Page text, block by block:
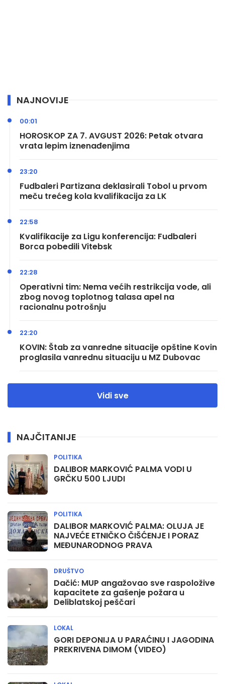
NAJNOVIJE
HOROSKOP ZA 7. AVGUST 2026: Petak otvara
vrata lepim iznenađenjima
00:01
Fudbaleri Partizana deklasirali Tobol u prvom
meču trećeg kola kvalifikacija za LK
23:20
Kvalifikacije za Ligu konferencija: Fudbaleri
Borca pobedili Vitebsk
22:58
Operativni tim: Nema većih restrikcija vode, ali
zbog novog toplotnog talasa apel na
racionalnu potrošnju
22:28
KOVIN: Štab za vanredne situacije opštine Kovin
proglasila vanrednu situaciju u MZ Dubovac
22:20
Vidi sve
NAJČITANIJE
DALIBOR MARKOVIĆ PALMA VODI U
GRČKU 500 LJUDI
POLITIKA
DALIBOR MARKOVIĆ PALMA: OLUJA JE
NAJVEĆE ETNIČKO ČIŠĆENJE I PORAZ
MEĐUNARODNOG PRAVA
POLITIKA
Dačić: MUP angažovao sve raspoložive
kapacitete za gašenje požara u
Deliblatskoj peščari
DRUŠTVO
GORI DEPONIJA U PARAĆINU I JAGODINA
PREKRIVENA DIMOM (VIDEO)
LOKAL